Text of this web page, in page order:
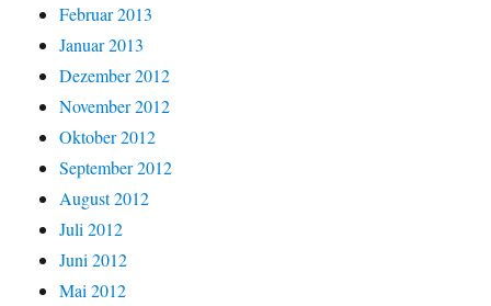
Februar 2013
Januar 2013
Dezember 2012
November 2012
Oktober 2012
September 2012
August 2012
Juli 2012
Juni 2012
Mai 2012